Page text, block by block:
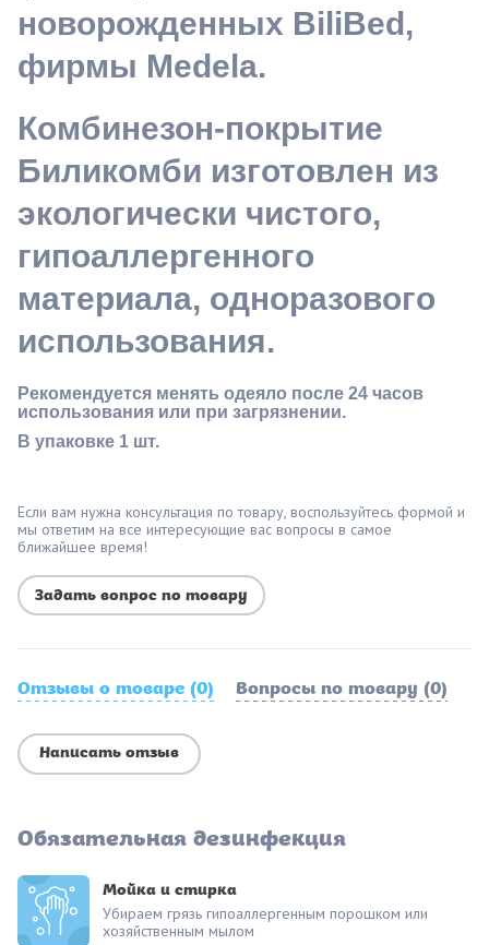
новорожденных BiliBed,
фирмы Medela.
Комбинезон-покрытие
Биликомби изготовлен из
экологически чистого,
гипоаллергенного
материала, одноразового
использования.
Рекомендуется менять одеяло после 24 часов
использования или при загрязнении.
В упаковке 1 шт.
Если вам нужна консультация по товару, воспользуйтесь формой и
мы ответим на все интересующие вас вопросы в самое
ближайшее время!
Задать вопрос по товару
Отзывы о товаре (0) Вопросы по товару (0)
Написать отзыв
Обязательная дезинфекция
Мойка и стирка
Убираем грязь гипоаллергенным порошком или
хозяйственным мылом